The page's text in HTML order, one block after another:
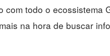
com todo o ecossistema
na hora de buscar